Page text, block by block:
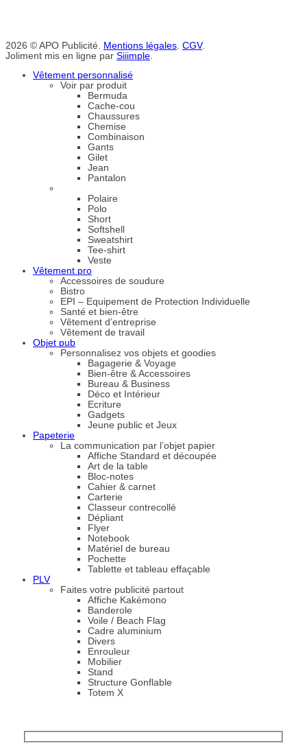
2026 © APO Publicité. Mentions légales CGV.
Joliment mis en ligne par Siiimple
Vêtement personnalisé
Voir par produit
Bermuda
Cache-cou
Chaussures
Chemise
Combinaison
Gants
Gilet
Jean
Pantalon
Polaire
Polo
Short
Softshell
Sweatshirt
Tee-shirt
Veste
Vêtement pro
Accessoires de soudure
Bistro
EPI – Equipement de Protection Individuelle
Santé et bien-être
Vêtement d’entreprise
Vêtement de travail
Objet pub
Personnalisez vos objets et goodies
Bagagerie & Voyage
Bien-être & Accessoires
Bureau & Business
Déco et Intérieur
Ecriture
Gadgets
Jeune public et Jeux
Papeterie
La communication par l’objet papier
Affiche Standard et découpée
Art de la table
Bloc-notes
Cahier & carnet
Carterie
Classeur contrecollé
Dépliant
Flyer
Notebook
Matériel de bureau
Pochette
Tablette et tableau effaçable
PLV
Faites votre publicité partout
Affiche Kakémono
Banderole
Voile / Beach Flag
Cadre aluminium
Divers
Enrouleur
Mobilier
Stand
Structure Gonflable
Totem X